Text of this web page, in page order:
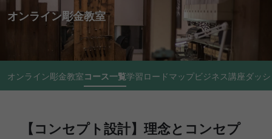
オンライン彫金教室
オンライン彫金教室コース一覧学習ロードマップビジネス講座ダッ
【コンセプト設計】理念とコンセプ